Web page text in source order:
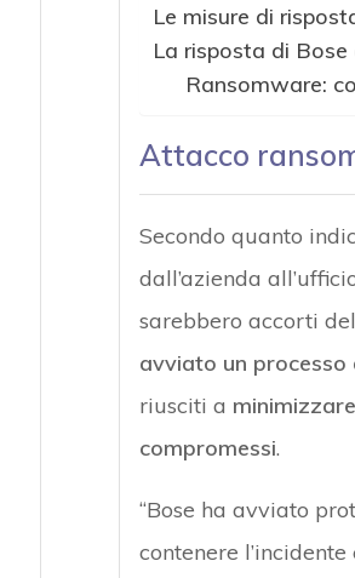
Le misure di
La risposta di
Ransomware:
Attacco
Secondo quanto
dall’azienda
sarebbero accorti
avviato un processo
riusciti a
compromessi.
“Bose ha avviato
contenere